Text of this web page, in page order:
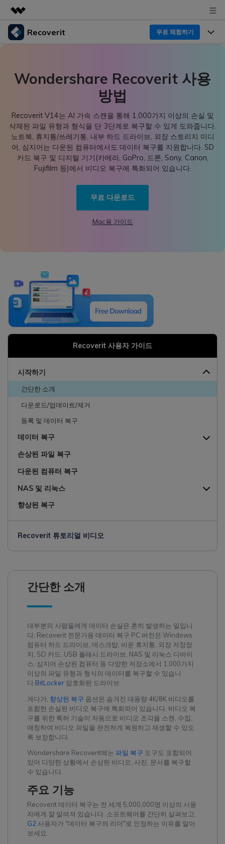
주요 제품
개요
회사 소개
플랜 및 가격
도움말 센터
Recoverit 무료 체험하기
Recoverit - Windows 버전
무료 체험
분실/삭제된 데이터 무료 복구
무료 체험
기타 프로그램
기능
문서 복구하기
디바이스 복구하기
리커버릿 모든 기능 확인하기
외장 저장장치 복구
삭제된 파일 복구
리커버릿 개요
드라이브에서 복구
삭제된 미디어 복구
데이터 손실 시나리오
모든 기능 확인하기
가이드
Wondershare Recoverit 사용
방법
Recoverit V14는 AI 가속 스캔을 통해 1,000가지 이상의 손실 및
삭제된 파일 유형과 형식을 단 3단계로 복구할 수 있게 도와줍니다.
노트북, 휴지통/쓰레기통, 내부 하드 드라이브, 외장 스토리지 미디
어, 심지어는 다운된 컴퓨터에서도 데이터 복구를 지원합니다. SD
카드 복구 및 디지털 기기(카메라, GoPro, 드론, Sony, Canon,
Fujifilm 등)에서 비디오 복구에 특화되어 있습니다.
무료 다운로드
Mac용 가이드
Recoverit 사용자 가이드
시작하기
간단한 소개
다운로드/업데이트/제거
등록 및 데이터 복구
데이터 복구
손상된 파일 복구
다운된 컴퓨터 복구
NAS 및 리눅스
향상된 복구
Recoverit 튜토리얼 비디오
간단한 소개
대부분의 사람들에게 데이터 손실은 흔히 발생하는 일입니
다. Recoverit 전문가용 데이터 복구 PC 버전은 Windows
컴퓨터 하드 드라이브, 데스크탑, 비운 휴지통, 외장 저장장
치, SD 카드, USB 플래시 드라이브, NAS 및 리눅스 디바이
스, 심지어 손상된 컴퓨터 등 다양한 저장소에서 1,000가지
이상의 파일 유형과 형식의 데이터를 복구할 수 있습니
다. BitLocker 암호화된 드라이브.
게다가, 향상된 복구 옵션은 숨겨진 대용량 4K/8K 비디오를
포함한 손실된 비디오 복구에 특화되어 있습니다. 비디오 복
구를 위한 특허 기술이 자동으로 비디오 조각을 스캔, 수집,
매칭하여 비디오 파일을 완전하게 복원하고 재생할 수 있도
록 보장합니다.
Wondershare Recoverit에는 파일 복구 도구도 포함되어
있어 다양한 상황에서 손상된 비디오, 사진, 문서를 복구할
수 있습니다.
주요 기능
Recoverit 데이터 복구는 전 세계 5,000,000명 이상의 사용
자에게 잘 알려져 있습니다. 소프트웨어를 간단히 살펴보고,
G2 사용자가 "데이터 복구의 리더"로 인정하는 이유를 알아
보세요.